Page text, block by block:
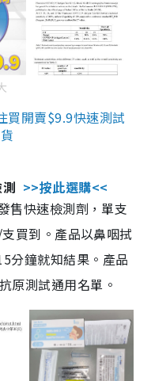
買開賣$9.9快速測試
>>按此選購<<
售快速檢測劑，單支
買到。產品以鼻咽拭
分鐘就知結果。產品
原測試通用名單。